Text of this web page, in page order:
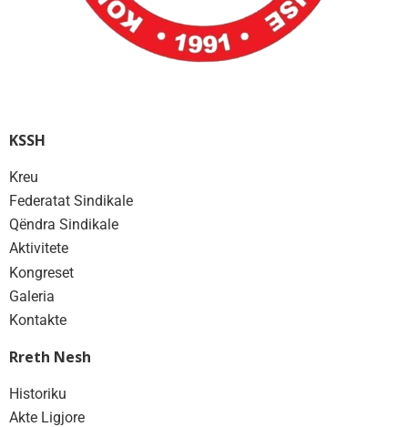
KSSH
Kreu
Federatat Sindikale
Qëndra Sindikale
Aktivitete
Kongreset
Galeria
Kontakte
Rreth Nesh
Historiku
Akte Ligjore